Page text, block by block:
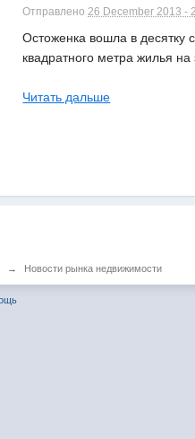
Отправлено26 December 2013 -
Остоженка вошла в десятку
квадратного метра жилья
Читать дальше
→ Новости рынка недвижимости